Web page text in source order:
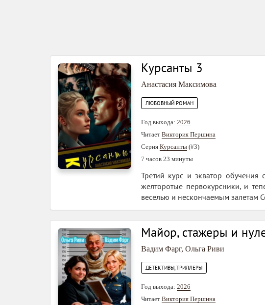
Курсанты 3
Анастасия Максимова
ЛЮБОВНЫЙ РОМАН
Год выхода: 2026
Читает Виктория Першина
Серия Курсанты (#3)
7 часов 23 минуты
Третий курс и экватор
желторотые первокурсники, и
веселью и нескончаемым залетам
Майор, стажеры и
Вадим Фарг, Ольга Риви
ДЕТЕКТИВЫ, ТРИЛЛЕРЫ
Год выхода: 2026
Читает Виктория Першина